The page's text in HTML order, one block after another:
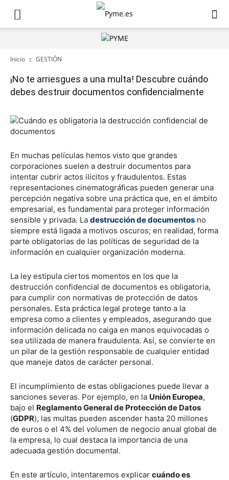
Inicio GESTIÓN
¡No te arriesgues a una multa! Descubre cuándo
debes destruir documentos confidencialmente
En muchas películas hemos visto que grandes
corporaciones suelen a destruir documentos para
intentar cubrir actos ilícitos y fraudulentos. Estas
representaciones cinematográficas pueden generar una
percepción negativa sobre una práctica que, en el ámbito
empresarial, es fundamental para proteger información
sensible y privada. La destrucción de documentos no
siempre está ligada a motivos oscuros; en realidad, forma
parte obligatorias de las políticas de seguridad de la
información en cualquier organización moderna.
La ley estipula ciertos momentos en los que la
destrucción confidencial de documentos es obligatoria,
para cumplir con normativas de protección de datos
personales. Esta práctica legal protege tanto a la
empresa como a clientes y empleados, asegurando que
información delicada no caiga en manos equivocadas o
sea utilizada de manera fraudulenta. Así, se convierte en
un pilar de la gestión responsable de cualquier entidad
que maneje datos de carácter personal.
El incumplimiento de estas obligaciones puede llevar a
sanciones severas. Por ejemplo, en la Unión Europea,
bajo el Reglamento General de Protección de Datos
(GDPR), las multas pueden ascender hasta 20 millones
de euros o el 4% del volumen de negocio anual global de
la empresa, lo cual destaca la importancia de una
adecuada gestión documental.
En este artículo, intentaremos explicar cuándo es